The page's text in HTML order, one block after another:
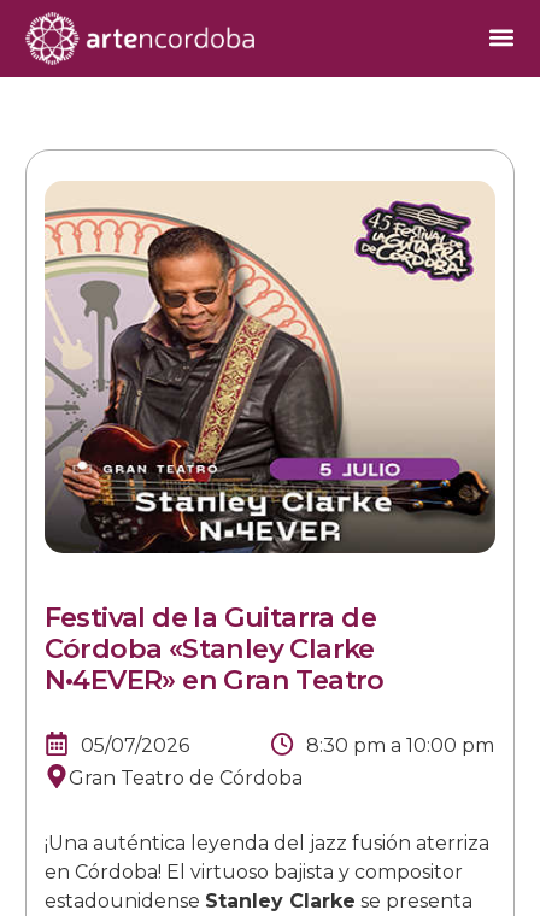
Festival de la Guitarra de
Córdoba «Stanley Clarke
N•4EVER» en Gran Teatro
05/07/2026 8:30 pm a 10:00 pm
Gran Teatro de Córdoba
¡Una auténtica leyenda del jazz fusión aterriza
en Córdoba! El virtuoso bajista y compositor
estadounidense Stanley Clarke se presenta